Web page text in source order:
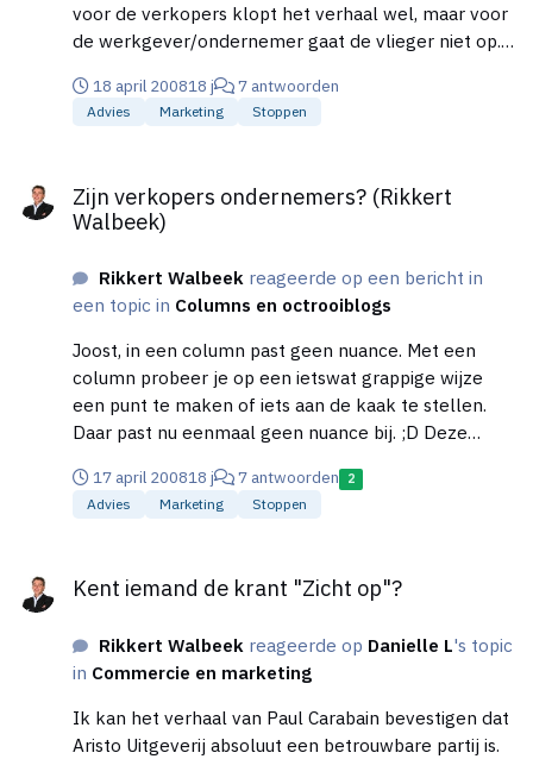
voor de verkopers klopt het verhaal wel, maar voor
de werkgever/ondernemer gaat de vlieger niet op.
reageerde juist andersom: mooi verhaal, helemaal
waar aangaande de werkgevers, maar voor
18 april 200818 j 7 antwoorden
Advies Marketing Stoppen
Zijn verkopers ondernemers? (Rikkert
Walbeek)
Rikkert Walbeek reageerde op een bericht in
een topic in Columns en octrooiblogs
Joost, in een column past geen nuance. Met een
column probeer je op een ietswat grappige wijze
een punt te maken of iets aan de kaak te stellen.
Daar past nu eenmaal geen nuance bij. ;D Deze
Een tijdschrift voor salesmensen. Het lezerspubliek
bestaat uit verkopers, salesmanagers en
altijd ook ondernemers te zijn……
17 april 200818 j 7 antwoorden 2
Advies Marketing Stoppen
Kent iemand de krant "Zicht op"?
Rikkert Walbeek reageerde op Danielle L's topic
in Commercie en marketing
Ik kan het verhaal van Paul Carabain bevestigen dat
Aristo Uitgeverij absoluut een betrouwbare partij is.